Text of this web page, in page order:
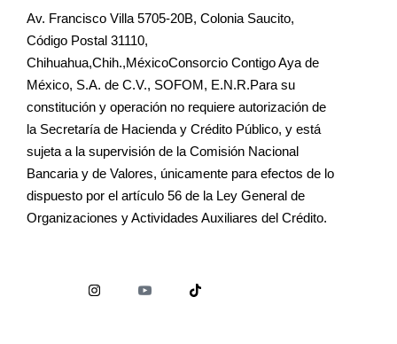
Av. Francisco Villa 5705-20B, Colonia Saucito,
Código Postal 31110,
Chihuahua,Chih.,MéxicoConsorcio Contigo Aya de
México, S.A. de C.V., SOFOM, E.N.R.Para su
constitución y operación no requiere autorización de
la Secretaría de Hacienda y Crédito Público, y está
sujeta a la supervisión de la Comisión Nacional
Bancaria y de Valores, únicamente para efectos de lo
dispuesto por el artículo 56 de la Ley General de
Organizaciones y Actividades Auxiliares del Crédito.